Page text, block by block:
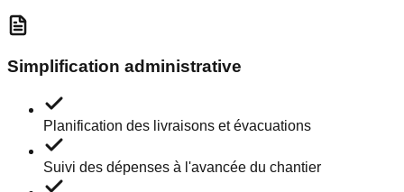
Simplification administrative
Planification des livraisons et évacuations
Suivi des dépenses à l'avancée du chantier